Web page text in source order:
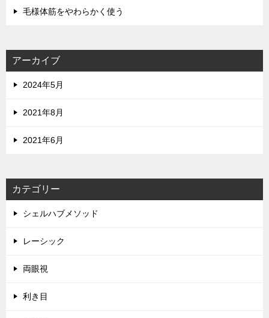
毛様体筋をやわらかく使う
アーカイブ
2024年5月
2021年8月
2021年6月
カテゴリー
シェルハブメソッド
レーシック
両眼視
利き目